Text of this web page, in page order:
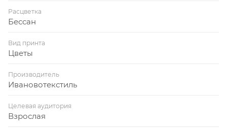
Расцветка
Бессан
Вид принта
Цветы
Производитель
Ивановотекстиль
Целевая аудитория
Взрослая